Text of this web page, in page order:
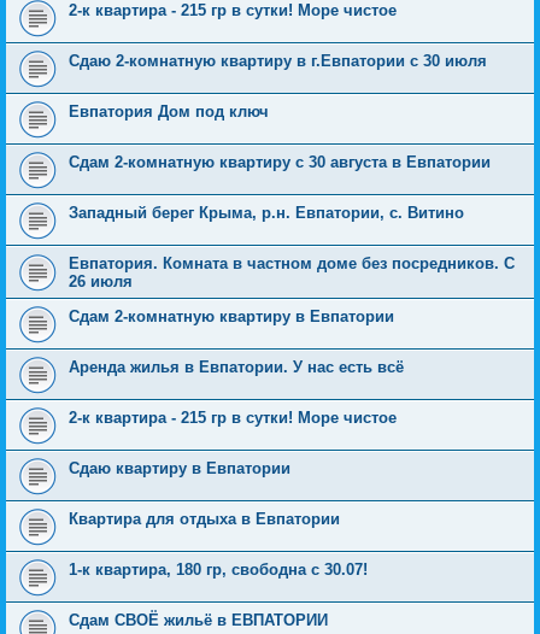
2-к квартира - 215 гр в сутки! Море чистое
Сдаю 2-комнатную квартиру в г.Евпатории с 30 июля
Евпатория Дом под ключ
Сдам 2-комнатную квартиру с 30 августа в Евпатории
Западный берег Крыма, р.н. Евпатории, с. Витино
Евпатория. Комната в частном доме без посредников. С
26 июля
Сдам 2-комнатную квартиру в Евпатории
Аренда жилья в Евпатории. У нас есть всё
2-к квартира - 215 гр в сутки! Море чистое
Cдаю квартиру в Евпатории
Квартира для отдыха в Евпатории
1-к квартира, 180 гр, свободна с 30.07!
Сдам СВОЁ жильё в ЕВПАТОРИИ